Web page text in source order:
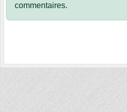
commentaires.